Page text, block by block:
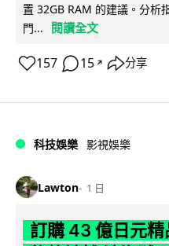
置 32GB RAM 的建議。分析
門...
閱讀全文
157 15 ↗ 分享
科技娛樂 影視娛樂
Lawton 1 日
訂購 43 億日元